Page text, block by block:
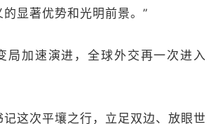
显著优势和光明前景。”
加速演进，全球外交再一次进入
次平壤之行，立足双边、放眼世